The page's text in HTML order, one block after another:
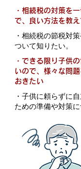
・ 相続税の対策を
で、良い方法を教
・ 相続税の節税対
ついて知りたい。
・ できる限り子供
いので、様々な問
おきたい
・ 子供に頼らずに
ための準備や対策に